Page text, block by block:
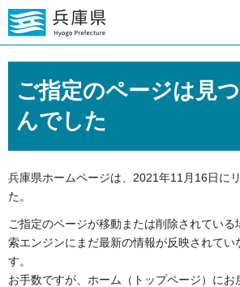
ご指定のページは見
んでした
兵庫県ホームページは、2021年11月16日に
た。
ご指定のページが移動または削除されている
索エンジンにまだ最新の情報が反映されてい
す。
お手数ですが、ホーム（トップページ）にお